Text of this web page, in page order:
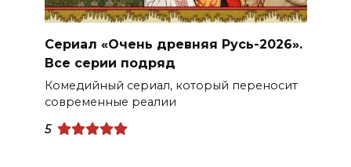
Сериал «Очень древняя Русь-2026».
Все серии подряд
Комедийный сериал, который переносит
современные реалии
5